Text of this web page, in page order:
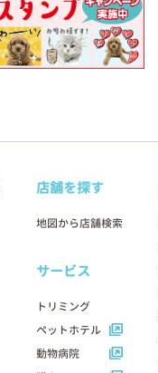
店舗を探す
地図から店舗検索
サービス
トリミング
ペットホテル
動物病院